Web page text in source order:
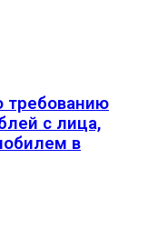
требованию
с лица,
в